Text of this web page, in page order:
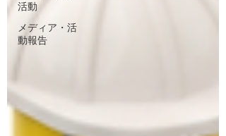
活動
メディア・活
動報告